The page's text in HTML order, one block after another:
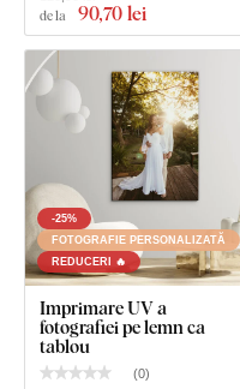
Tabloul are un cârlig.
Dimensiunea de
cârlige.
de la 90,70 lei
-25%
FOTOGRAFIE PERSONALIZATĂ
REDUCERI 🔥
Imprimare UV a
fotografiei pe lemn ca
tablou
(0)